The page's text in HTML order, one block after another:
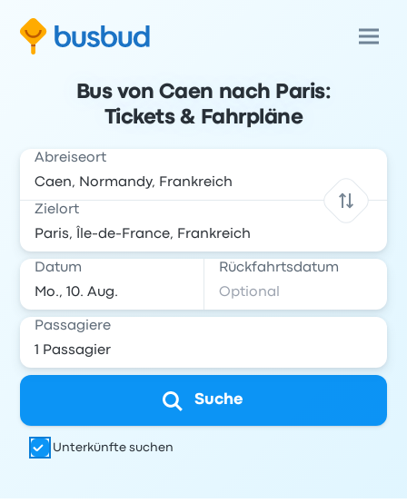
Bus von Caen nach Paris:
Tickets & Fahrpläne
Abreiseort
Zielort
Datum Rückfahrtsdatum
Passagiere
Suche
Unterkünfte suchen